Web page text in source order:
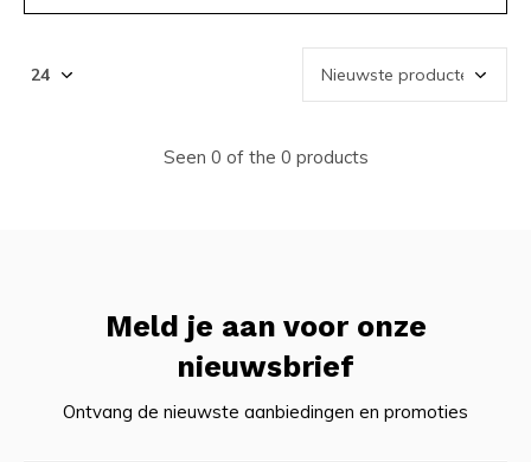
Seen 0 of the 0 products
Meld je aan voor onze
nieuwsbrief
Ontvang de nieuwste aanbiedingen en promoties